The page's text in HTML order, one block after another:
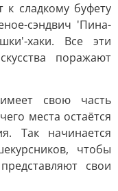
к сладкому буфету
сэндвич 'Пина-
хаки. Все эти
поражают
свою часть
места остаётся
Так начинается
чтобы
свои